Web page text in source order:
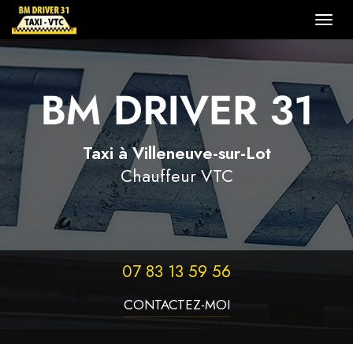
Aller
au
principal
Taxi à Villeneuve-sur-Lot
Chauffeur VTC
07 83 13 59 56
CONTACTEZ-MOI